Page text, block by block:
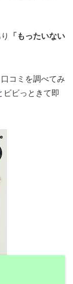
「もったいない
コミを調べてみ
ビビっときて即